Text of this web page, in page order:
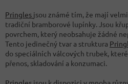
Pringles jsou známé tím, že mají
tradiční bramborové lupínky. Jsou
povrchem, který neobsahuje žádné
Tento jedinečný tvar a struktura
do speciálních válcových trubek,
přenos, skladování a konzumaci.